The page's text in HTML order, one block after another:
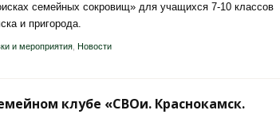
семейных сокровищ» для учащихся 7-10 классов
и пригорода.
и мероприятия, Новости
клубе «СВОи. Краснокамск.